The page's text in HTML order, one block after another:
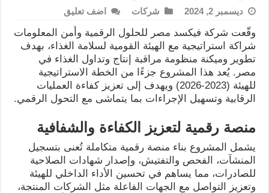
ديسمبر 2, 2024 شركات اضف تعليق
وقّعت شركة فيكسد مصر للحلول الرقمية وأمن المعلومات
شراكة استراتيجية مع الهيئة القومية لسلامة الغذاء، بهدف
تطوير وميكنة منظومة مراقبة إنتاج وتداول الغذاء في
مصر. يُعد هذا المشروع جزءًا من الخطة الاستراتيجية
للهيئة (2023-2026) ويهدف إلى تعزيز كفاءة العمليات
الرقابية وتسهيل الإجراءات بما يتماشى مع التحول الرقمي.
منصة رقمية لتعزيز الكفاءة والشفافية
يشمل المشروع بناء منصة رقمية متكاملة تُعنى بتسجيل
المنشآت، الفحص والتفتيش، وإصدار شهادات الصلاحية
للصادرات، مما يساهم في تحسين الأداء الداخلي للهيئة
وتعزيز التواصل مع الجهات الفاعلة مثل الشركات المنتجة،